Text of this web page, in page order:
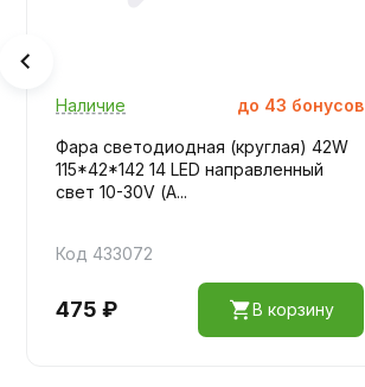
Наличие до 43 бонусов
Фара светодиодная (круглая) 42W
115*42*142 14 LED направленный
свет 10-30V (А...
Код 433072
475 ₽ В корзину